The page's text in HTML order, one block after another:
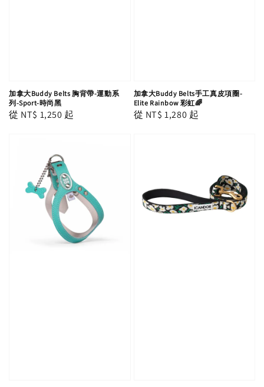
加拿大Buddy Belts 胸背帶-運動系
列-Sport-時尚黑
Regular
從 NT$ 1,250 起
加拿大Buddy Belts手工真皮項圈-
Elite Rainbow 彩虹🌈
Regular
從 NT$ 1,280 起